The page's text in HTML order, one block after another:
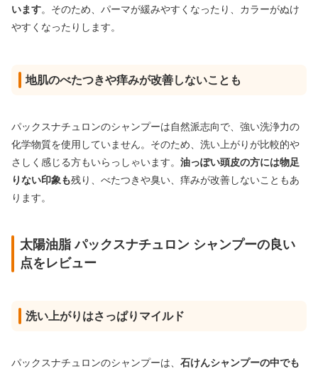
います。そのため、パーマが緩みやすくなったり、カラーがぬけ
やすくなったりします。
地肌のべたつきや痒みが改善しないことも
パックスナチュロンのシャンプーは自然派志向で、強い洗浄力の
化学物質を使用していません。そのため、洗い上がりが比較的や
さしく感じる方もいらっしゃいます。 油っぽい頭皮の方には物足
りない印象も残り、べたつきや臭い、痒みが改善しないこともあ
ります。
太陽油脂 パックスナチュロン シャンプーの良い
点をレビュー
洗い上がりはさっぱりマイルド
パックスナチュロンのシャンプーは、 石けんシャンプーの中でも